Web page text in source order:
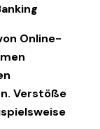
Online-
Verstöße